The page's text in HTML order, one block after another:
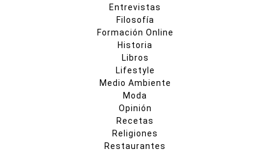
Entrevistas
Filosofía
Formación Online
Historia
Libros
Lifestyle
Medio Ambiente
Moda
Opinión
Recetas
Religiones
Restaurantes